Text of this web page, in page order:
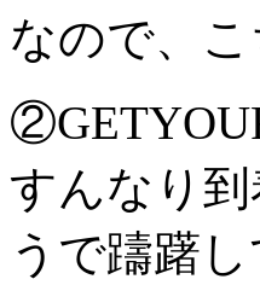
なので、
すんなり
うで躊躇